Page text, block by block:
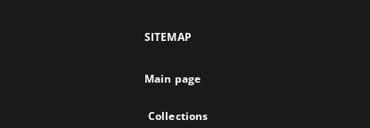
SITEMAP
Main page
Collections